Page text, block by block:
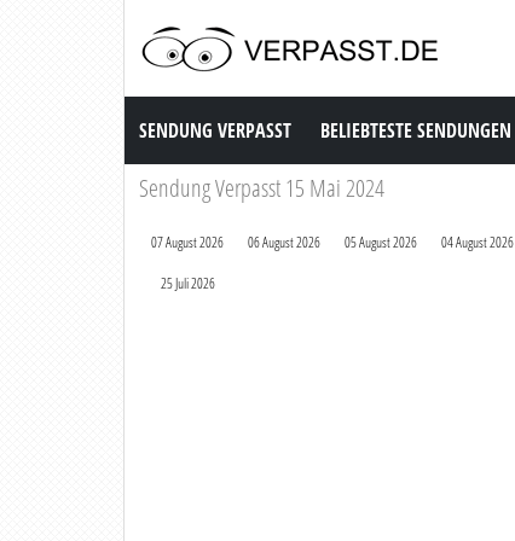
Sendung Verpasst
SENDUNG VERPASST BELIEBTESTE SENDUNGEN
Sendung Verpasst 15 Mai 2024
07 August 2026 06 August 2026 05 August 2026 04 August 2026
25 Juli 2026